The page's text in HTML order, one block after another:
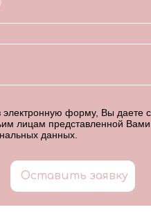
форму, Вы даете
лицам представленной
данных.
Оставить заявку